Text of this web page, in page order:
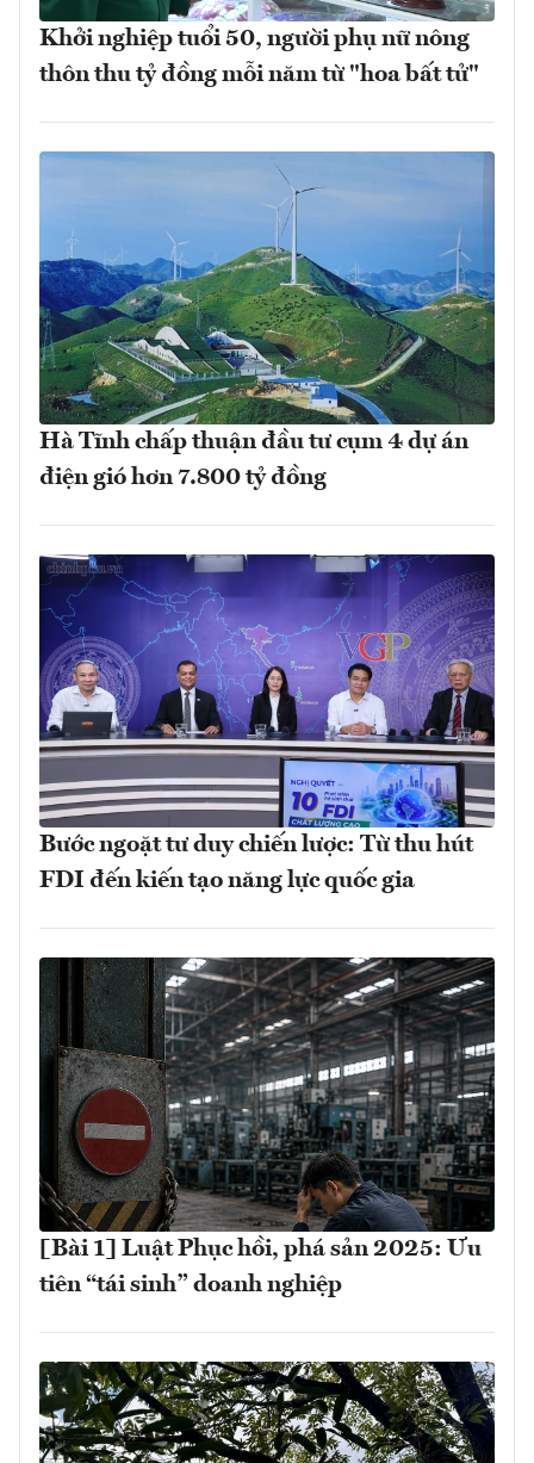
Khởi nghiệp tuổi 50, người phụ nữ nông
thôn thu tỷ đồng mỗi năm từ "hoa bất tử"
Hà Tĩnh chấp thuận đầu tư cụm 4 dự án
điện gió hơn 7.800 tỷ đồng
Bước ngoặt tư duy chiến lược: Từ thu hút
FDI đến kiến tạo năng lực quốc gia
[Bài 1] Luật Phục hồi, phá sản 2025: Ưu
tiên “tái sinh” doanh nghiệp